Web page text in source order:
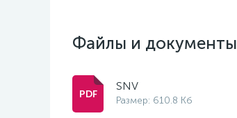
Файлы и документы
SNV
Размер: 610.8 Кб